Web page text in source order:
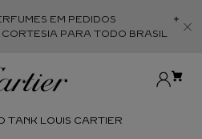
EM PEDIDOS
PARA TODO BRASIL
TANK LOUIS CARTIER